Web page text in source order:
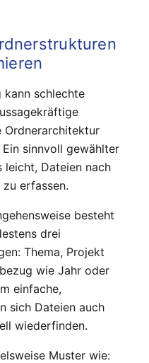
kann schlechte
Ordnerarchitektur
sinnvoll gewählter
leicht, Dateien nach
erfassen.
besteht
drei
Thema, Projekt
wie Jahr oder
einfache,
sich Dateien auch
wiederfinden.
Muster wie: